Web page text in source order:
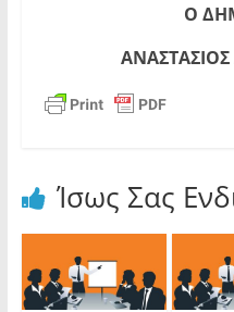
Ο
Ίσως Σας